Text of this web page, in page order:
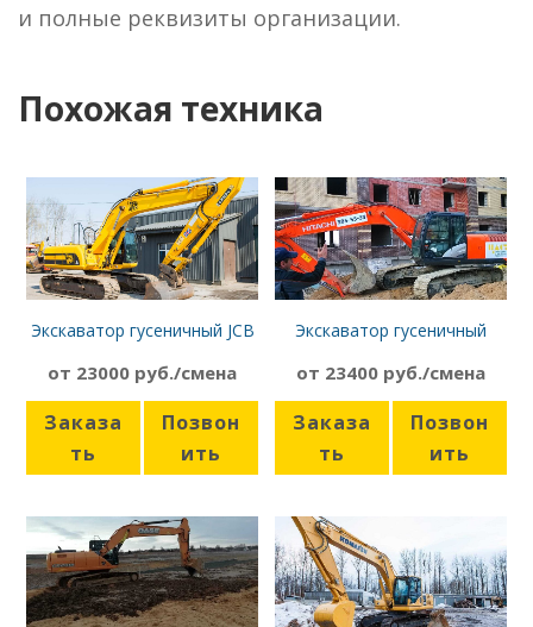
и полные реквизиты организации.
Похожая техника
Экскаватор гусеничный JCB
от 23000 руб./смена
Заказа
ть
Позвон
ить
Экскаватор гусеничный
от 23400 руб./смена
Заказа
ть
Позвон
ить